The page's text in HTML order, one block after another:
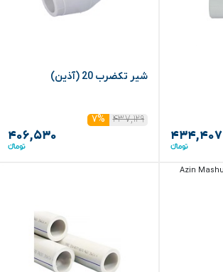
۴۳۴,۴۰۷
شیر تکضرب 20 (آذین)
۴۳۷,۱۲۹ ۷%
۴۰۶,۵۳۰